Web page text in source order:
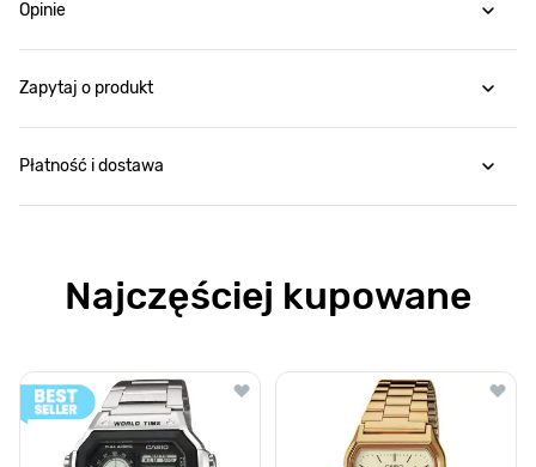
Opinie
Zapytaj o produkt
Płatność i dostawa
Najczęściej kupowane
Poruszanie się po elementach karuzeli jest możliwe za pomocą
Naciśnij, aby pominąć karuzelę
Naciśnij, aby przejść do nawigacji karuzeli